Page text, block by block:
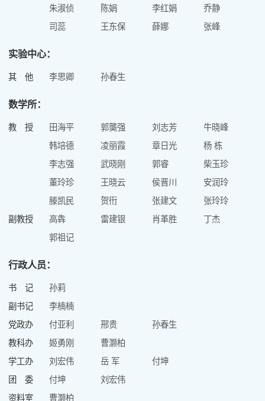
朱淑侦
陈娟 李红娟
乔静
司蕊
王东保 薛娜 张峰
实验中心：
其 他 李思卿 孙春生
数学所：
教 授 田海平 郭龑强 刘志芳
牛晓峰
韩培德
凌丽霞 章日光
杨 栋
李志强
武晓刚 郭睿
柴玉珍
董玲珍
王晓云 侯晋川
安润玲
滕凯民
贺衎 张建文
张玲玲
副教授
高犇 雷建银 肖革胜
丁杰
郭祖记
行政人员：
书 记
孙莉
副书记
李楠楠
党政办
付亚利 邢贵
孙春生
教科办
姬勇刚
曹灏柏
学工办
刘宏伟 岳 军
付坤
团 委
付坤
刘宏伟
资料室
曹灏柏